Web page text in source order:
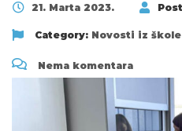
21. Marta 2023.
Category: Novosti iz škole
Nema komentara